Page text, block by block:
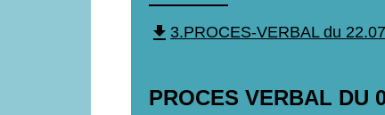
file_download 3.PROCES-VERBAL du
PROCES VERBAL DU